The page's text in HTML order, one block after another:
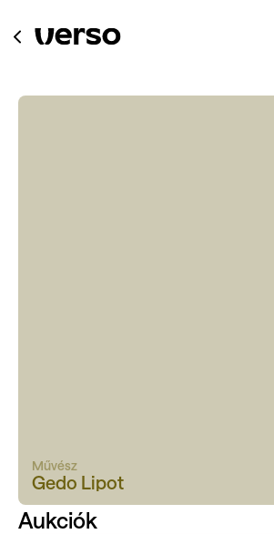
Művész
Gedo Lipot
Aukciók